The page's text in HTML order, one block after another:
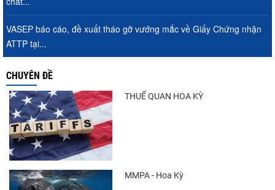
Thuế Mục 301 và bài toán thích ứng của
tôm Việt tại thị...
VASEP báo cáo, đề xuất tháo gỡ vướng mắc về Giấy Chứng nhận
ATTP tại...
CHUYÊN ĐỀ
THUẾ QUAN HOA KỲ
MMPA - Hoa Kỳ